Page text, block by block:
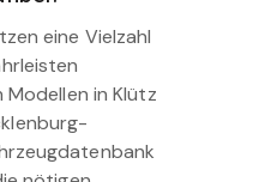
eine Vielzahl
in Klütz